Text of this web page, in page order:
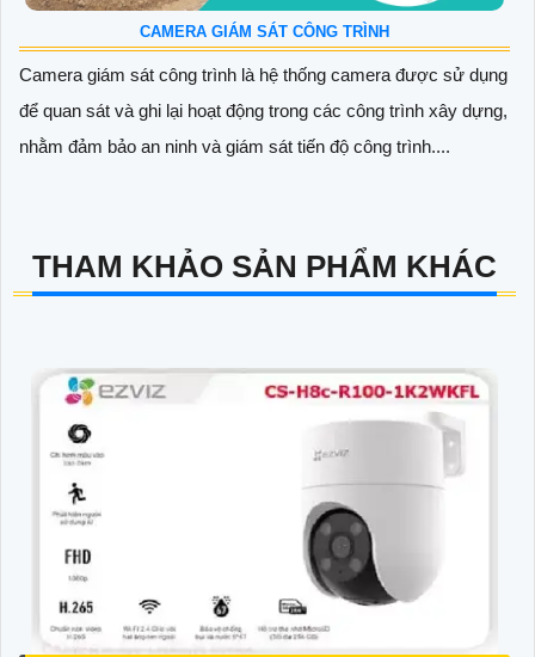
CAMERA GIÁM SÁT CÔNG TRÌNH
Camera giám sát công trình là hệ thống camera được sử dụng
để quan sát và ghi lại hoạt động trong các công trình xây dựng,
nhằm đảm bảo an ninh và giám sát tiến độ công trình....
THAM KHẢO SẢN PHẨM KHÁC